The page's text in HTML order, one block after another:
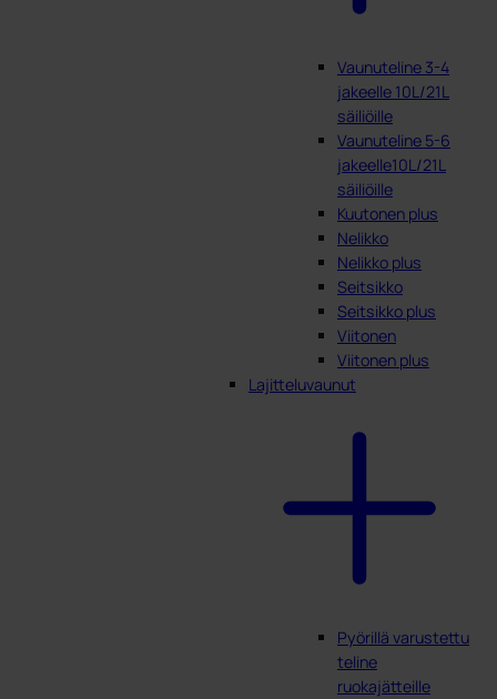
Vaunuteline 3-4
jakeelle 10L/21L
säiliöille
Vaunuteline 5-6
jakeelle10L/21L
säiliöille
Kuutonen plus
Nelikko
Nelikko plus
Seitsikko
Seitsikko plus
Viitonen
Viitonen plus
Lajitteluvaunut
Pyörillä varustettu
teline
ruokajätteille